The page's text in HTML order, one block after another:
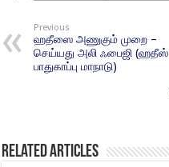
Previous
ஹதீஸை அணுகும் முறை –
செய்யது அலி ஃபைஜி (ஹதீஸ்
பாதுகாப்பு மாநாடு)
Related Articles